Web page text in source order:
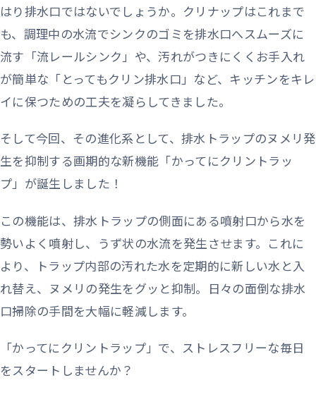
はり排水口ではないでしょうか。クリナップはこれまで
も、調理中の水流でシンクのゴミを排水口へスムーズに
流す「流レールシンク」や、汚れがつきにくくお手入れ
が簡単な「とってもクリン排水口」など、キッチンをキレ
イに保つための工夫を凝らしてきました。
そして今回、その進化系として、排水トラップのヌメリ発
生を抑制する画期的な新機能「かってにクリントラッ
プ」が誕生しました！
この機能は、排水トラップの側面にある噴射口から水を
勢いよく噴射し、うず状の水流を発生させます。これに
より、トラップ内部の汚れた水を定期的に新しい水と入
れ替え、ヌメリの発生をグッと抑制。日々の面倒な排水
口掃除の手間を大幅に軽減します。
「かってにクリントラップ」で、ストレスフリーな毎日
をスタートしませんか？